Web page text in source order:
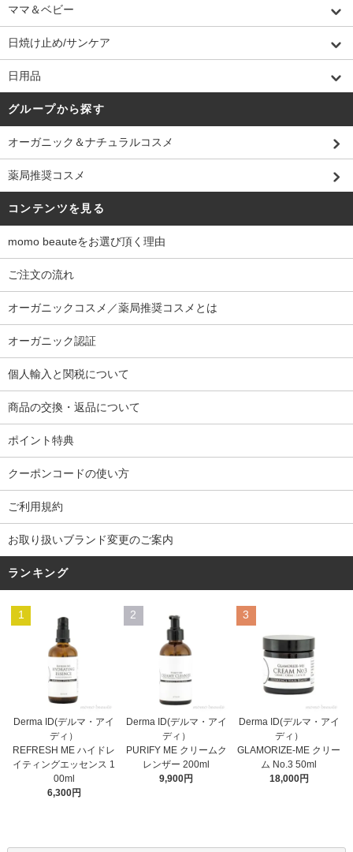
ママ＆ベビー
日焼け止め/サンケア
日用品
グループから探す
オーガニック＆ナチュラルコスメ
薬局推奨コスメ
コンテンツを見る
momo beauteをお選び頂く理由
ご注文の流れ
オーガニックコスメ／薬局推奨コスメとは
オーガニック認証
個人輸入と関税について
商品の交換・返品について
ポイント特典
クーポンコードの使い方
ご利用規約
お取り扱いブランド変更のご案内
ランキング
1
Derma ID(デルマ・アイ
ディ）
REFRESH ME ハイドレ
イティングエッセンス 1
00ml
6,300円
2
Derma ID(デルマ・アイ
ディ）
PURIFY ME クリームク
レンザー 200ml
9,900円
3
Derma ID(デルマ・アイ
ディ）
GLAMORIZE-ME クリー
ム No.3 50ml
18,000円